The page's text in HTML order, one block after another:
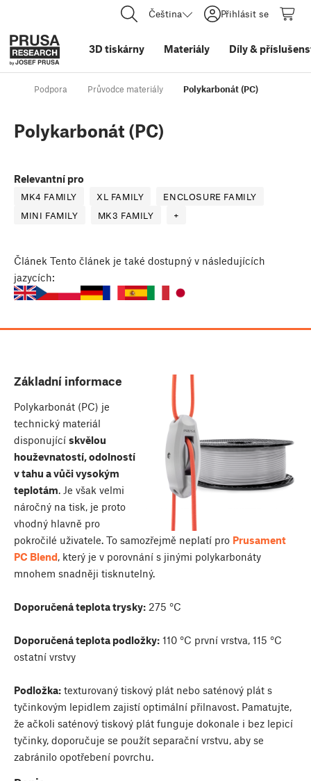
Čeština Přihlásit se
3D tiskárny Materiály Díly&
Podpora Průvodce materiály Polykarbonát (PC)
Polykarbonát (PC)
Relevantní pro
MK4 FAMILY XL FAMILY
ENCLOSURE FAMILY
MINI FAMILY
MK3 FAMILY +
Článek Tento článek je také dostupný v následujících
jazycích:
Základní informace
Polykarbonát (PC) je
technický materiál
disponující skvělou
houževnatostí, odolností
v tahu a vůči vysokým
teplotám. Je však velmi
náročný na tisk, je proto
vhodný hlavně pro
pokročilé uživatele. To samozřejmě neplatí pro Prusament
PC Blend, který je v porovnání s jinými polykarbonáty
mnohem snadněji tisknutelný.
Doporučená teplota trysky: 275 °C
Doporučená teplota podložky: 110 °C první vrstva, 115 °C
ostatní vrstvy
Podložka: texturovaný tiskový plát nebo saténový plát s
tyčinkovým lepidlem zajistí optimální přilnavost. Pamatujte,
že ačkoli saténový tiskový plát funguje dokonale i bez lepicí
tyčinky, doporučuje se použít separační vrstvu, aby se
zabránilo opotřebení povrchu.